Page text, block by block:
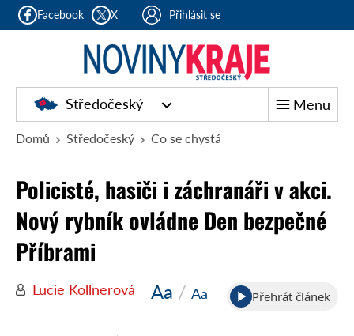
Facebook X Přihlásit se
Středočeský Menu
Domů Středočeský Co se chystá
Policisté, hasiči i záchranáři v akci.
Nový rybník ovládne Den bezpečné
Příbrami
Lucie Kollnerová Aa / Aa Přehrát článek